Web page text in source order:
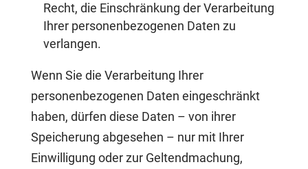
Recht, die Einschränkung der Verarbeitung
Ihrer personenbezogenen Daten zu
verlangen.
Wenn Sie die Verarbeitung Ihrer
personenbezogenen Daten eingeschränkt
haben, dürfen diese Daten – von ihrer
Speicherung abgesehen – nur mit Ihrer
Einwilligung oder zur Geltendmachung,